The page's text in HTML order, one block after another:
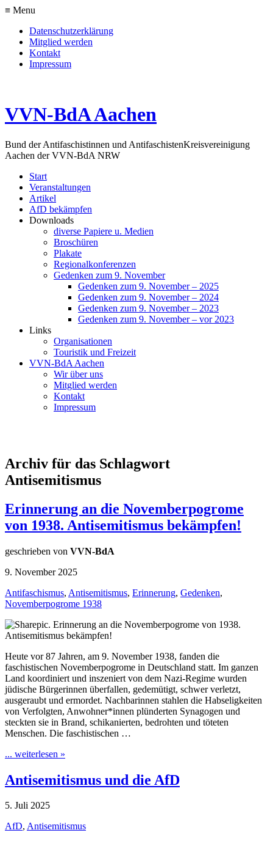
≡ Menu
Datenschutzerklärung
Mitglied werden
Kontakt
Impressum
VVN-BdA Aachen
Bund der Antifaschistinnen und AntifaschistenKreisvereinigung
Aachen der VVN-BdA NRW
Start
Veranstaltungen
Artikel
AfD bekämpfen
Downloads
diverse Papiere u. Medien
Broschüren
Plakate
Regionalkonferenzen
Gedenken zum 9. November
Gedenken zum 9. November – 2025
Gedenken zum 9. November – 2024
Gedenken zum 9. November – 2023
Gedenken zum 9. November – vor 2023
Links
Organisationen
Touristik und Freizeit
VVN-BdA Aachen
Wir über uns
Mitglied werden
Kontakt
Impressum
Archiv für das Schlagwort
Antisemitismus
Erinnerung an die Novemberpogrome
von 1938. Antisemitismus bekämpfen!
geschrieben von VVN-BdA
9. November 2025
Antifaschismus, Antisemitismus, Erinnerung, Gedenken,
Novemberpogrome 1938
Heute vor 87 Jahren, am 9. November 1938, fanden die
faschistischen Novemberpogrome in Deutschland statt. Im ganzen
Land koordiniert und inszeniert von dem Nazi-Regime wurden
jüdische Bürgerinnen überfallen, gedemütigt, schwer verletzt,
ausgeraubt und ermordet. Nachbarinnen stahlen die Habseligkeiten
von Verfolgten, Anwohner*innen plünderten Synagogen und
steckten sie in Brand, schikanierten, bedrohten und töteten
Menschen. Die faschistischen …
... weiterlesen »
Antisemitismus und die AfD
5. Juli 2025
AfD, Antisemitismus